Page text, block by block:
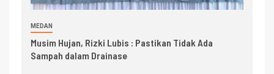
MEDAN
Musim Hujan, Rizki Lubis : Pastikan Tidak Ada
Sampah dalam Drainase